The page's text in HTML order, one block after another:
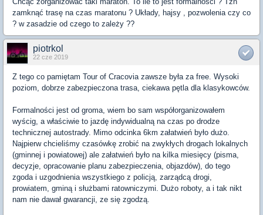
zamknąć trasę na czas maratonu ? Układy, hajsy , pozwolenia czy co
? w zasadzie od czego to zależy ??
piotrkol
22 cze 2019
Z tego co pamiętam Tour of Cracovia zawsze była za free. Wysoki
poziom, dobrze zabezpieczona trasa, ciekawa pętla dla klasykowców.
Formalności jest od groma, wiem bo sam współorganizowałem
wyścig, a właściwie to jazdę indywidualną na czas po drodze
technicznej autostrady. Mimo odcinka 6km załatwień było dużo.
Najpierw chcieliśmy czasówkę zrobić na zwykłych drogach lokalnych
(gminnej i powiatowej) ale załatwień było na kilka miesięcy (pisma,
decyzje, opracowanie planu zabezpieczenia, objazdów), do tego
zgoda i uzgodnienia wszystkiego z policją, zarządcą drogi,
prowiatem, gminą i służbami ratowniczymi. Dużo roboty, a i tak nikt
nam nie dawał gwarancji, ze się zgodzą.